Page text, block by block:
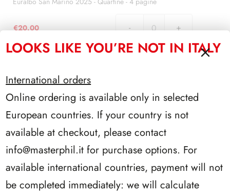
quantità
Euralbo
San
Quartine
-
4
quantità
€20.00
AGGIUNGI AL CARRELLO
PRODOTTI CORRELATI
LOOKS LIKE YOU’RE NOT IN ITALY
International orders
Online ordering is available only in selected
European countries. If your country is not
available at checkout, please contact
info@masterphil.it for purchase options. For
available international countries, payment will not
be completed immediately: we will calculate